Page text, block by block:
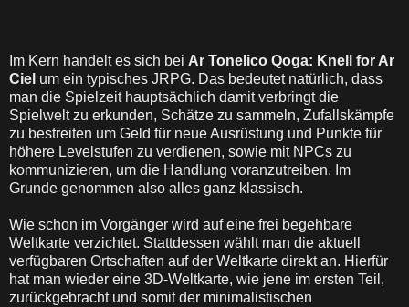
Im Kern handelt es sich bei Ar Tonelico Qoga: Knell for Ar
Ciel um ein typisches JRPG. Das bedeutet natürlich, dass
man die Spielzeit hauptsächlich damit verbringt die
Spielwelt zu erkunden, Schätze zu sammeln, Zufallskämpfe
zu bestreiten um Geld für neue Ausrüstung und Punkte für
höhere Levelstufen zu verdienen, sowie mit NPCs zu
kommunizieren, um die Handlung voranzutreiben. Im
Grunde genommen also alles ganz klassisch.
Wie schon im Vorgänger wird auf eine frei begehbare
Weltkarte verzichtet. Stattdessen wählt man die aktuell
verfügbaren Ortschaften auf der Weltkarte direkt an. Hierfür
hat man wieder eine 3D-Weltkarte, wie jene im ersten Teil,
zurückgebracht und somit der minimalistischen